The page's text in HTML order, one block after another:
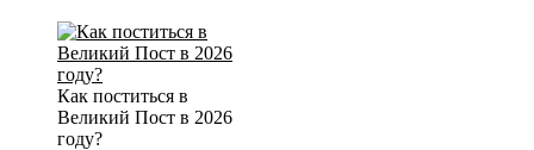
Как поститься в
Великий Пост в 2026
году?